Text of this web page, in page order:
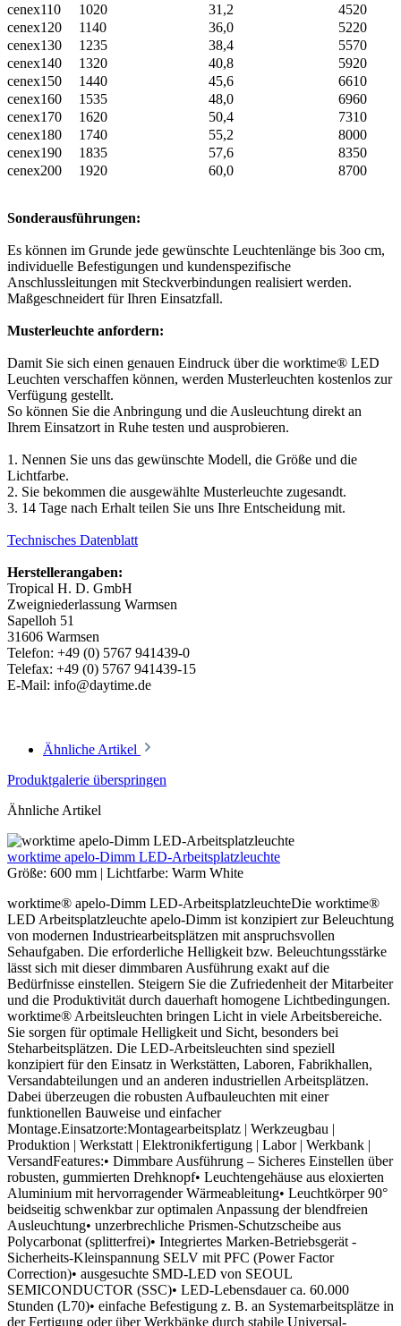
cenex110 1020 31,2
4520
cenex120
1140 36,0
5220
cenex130
1235 38,4
5570
cenex140
1320 40,8
5920
cenex150
1440 45,6
6610
cenex160
1535 48,0
6960
cenex170
1620 50,4
7310
cenex180
1740 55,2
8000
cenex190
1835 57,6
8350
cenex200
1920 60,0 8700
Sonderausführungen:
Es können im Grunde jede gewünschte Leuchtenlänge bis 3oo cm,
individuelle Befestigungen und kundenspezifische
Anschlussleitungen mit Steckverbindungen realisiert werden.
Maßgeschneidert für Ihren Einsatzfall.
Musterleuchte anfordern:
Damit Sie sich einen genauen Eindruck über die worktime® LED
Leuchten verschaffen können, werden Musterleuchten kostenlos zur
Verfügung gestellt.
So können Sie die Anbringung und die Ausleuchtung direkt an
Ihrem Einsatzort in Ruhe testen und ausprobieren.
1. Nennen Sie uns das gewünschte Modell, die Größe und die
Lichtfarbe.
2. Sie bekommen die ausgewählte Musterleuchte zugesandt.
3. 14 Tage nach Erhalt teilen Sie uns Ihre Entscheidung mit.
Technisches Datenblatt
Herstellerangaben:
Tropical H. D. GmbH
Zweigniederlassung Warmsen
Sapelloh 51
31606 Warmsen
Telefon: +49 (0) 5767 941439-0
Telefax: +49 (0) 5767 941439-15
E-Mail: info@daytime.de
Ähnliche Artikel
Produktgalerie überspringen
Ähnliche Artikel
worktime apelo-Dimm LED-Arbeitsplatzleuchte
Größe: 600 mm | Lichtfarbe: Warm White
worktime® apelo-Dimm LED-ArbeitsplatzleuchteDie worktime®
LED Arbeitsplatzleuchte apelo-Dimm ist konzipiert zur Beleuchtung
von modernen Industriearbeitsplätzen mit anspruchsvollen
Sehaufgaben. Die erforderliche Helligkeit bzw. Beleuchtungsstärke
lässt sich mit dieser dimmbaren Ausführung exakt auf die
Bedürfnisse einstellen. Steigern Sie die Zufriedenheit der Mitarbeiter
und die Produktivität durch dauerhaft homogene Lichtbedingungen.
worktime® Arbeitsleuchten bringen Licht in viele Arbeitsbereiche.
Sie sorgen für optimale Helligkeit und Sicht, besonders bei
Steharbeitsplätzen. Die LED-Arbeitsleuchten sind speziell
konzipiert für den Einsatz in Werkstätten, Laboren, Fabrikhallen,
Versandabteilungen und an anderen industriellen Arbeitsplätzen.
Dabei überzeugen die robusten Aufbauleuchten mit einer
funktionellen Bauweise und einfacher
Montage.Einsatzorte:Montagearbeitsplatz | Werkzeugbau |
Produktion | Werkstatt | Elektronikfertigung | Labor | Werkbank |
VersandFeatures:• Dimmbare Ausführung – Sicheres Einstellen über
robusten, gummierten Drehknopf• Leuchtengehäuse aus eloxierten
Aluminium mit hervorragender Wärmeableitung• Leuchtkörper 90°
beidseitig schwenkbar zur optimalen Anpassung der blendfreien
Ausleuchtung• unzerbrechliche Prismen-Schutzscheibe aus
Polycarbonat (splitterfrei)• Integriertes Marken-Betriebsgerät -
Sicherheits-Kleinspannung SELV mit PFC (Power Factor
Correction)• ausgesuchte SMD-LED von SEOUL
SEMICONDUCTOR (SSC)• LED-Lebensdauer ca. 60.000
Stunden (L70)• einfache Befestigung z. B. an Systemarbeitsplätze in
der Fertigung oder über Werkbänke durch stabile Universal-